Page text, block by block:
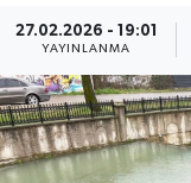
27.02.2026 - 19:01
YAYINLANMA